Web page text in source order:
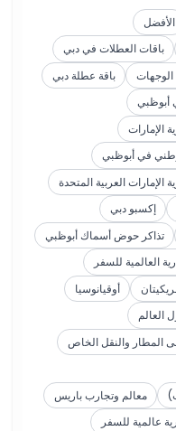
الأفضل
باقات العطلات في دبي
باقة عطلة دبي
أبوظبي
الإمارات
في أبوظبي
الإمارات العربية المتحدة
إكسبو دبي
تذاكر حوض أسماك أبوظبي
العالمية للسفر
أوقيانوسيا
العالم
المطار والنقل الخاص
معالم وتجارب باريس
عالمية للسفر